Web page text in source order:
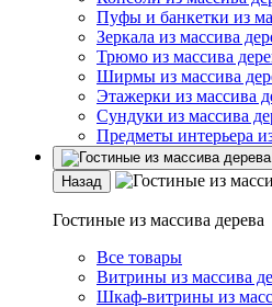
Пуфы и банкетки из
Зеркала из массива
Трюмо из массива
Ширмы из массива
Этажерки из массива
Сундуки из массива
Предметы интерьера
Назад
Гостиные из массива дерева
Все товары
Витрины из массива
Шкаф-витрины из